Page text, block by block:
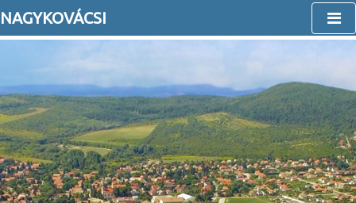
NAGYKOVÁCSI